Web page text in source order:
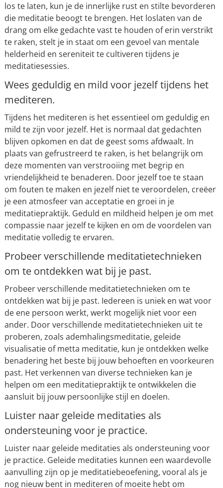
los te laten, kun je de innerlijke rust en stilte bevorderen
die meditatie beoogt te brengen. Het loslaten van de
drang om elke gedachte vast te houden of erin verstrikt
te raken, stelt je in staat om een gevoel van mentale
helderheid en sereniteit te cultiveren tijdens je
meditatiesessies.
Wees geduldig en mild voor jezelf tijdens het
mediteren.
Tijdens het mediteren is het essentieel om geduldig en
mild te zijn voor jezelf. Het is normaal dat gedachten
blijven opkomen en dat de geest soms afdwaalt. In
plaats van gefrustreerd te raken, is het belangrijk om
deze momenten van verstrooiing met begrip en
vriendelijkheid te benaderen. Door jezelf toe te staan
om fouten te maken en jezelf niet te veroordelen, creëer
je een atmosfeer van acceptatie en groei in je
meditatiepraktijk. Geduld en mildheid helpen je om met
compassie naar jezelf te kijken en om de voordelen van
meditatie volledig te ervaren.
Probeer verschillende meditatietechnieken
om te ontdekken wat bij je past.
Probeer verschillende meditatietechnieken om te
ontdekken wat bij je past. Iedereen is uniek en wat voor
de ene persoon werkt, werkt mogelijk niet voor een
ander. Door verschillende meditatietechnieken uit te
proberen, zoals ademhalingsmeditatie, geleide
visualisatie of metta meditatie, kun je ontdekken welke
benadering het beste bij jouw behoeften en voorkeuren
past. Het verkennen van diverse technieken kan je
helpen om een meditatiepraktijk te ontwikkelen die
aansluit bij jouw persoonlijke stijl en doelen.
Luister naar geleide meditaties als
ondersteuning voor je practice.
Luister naar geleide meditaties als ondersteuning voor
je practice. Geleide meditaties kunnen een waardevolle
aanvulling zijn op je meditatiebeoefening, vooral als je
nog nieuw bent in mediteren of moeite hebt om